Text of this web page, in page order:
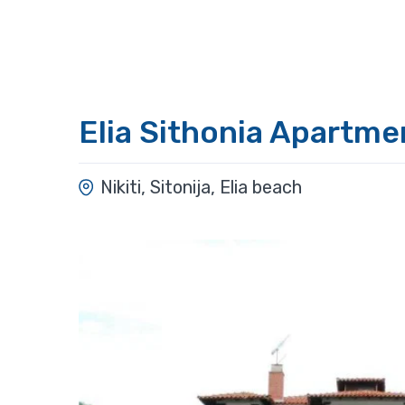
Elia Sithonia
Nikiti, Sitonija, Elia beach